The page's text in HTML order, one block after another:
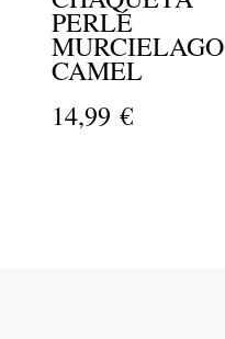
PERLÉ
MURCIELAGO
CAMEL
14,99 €